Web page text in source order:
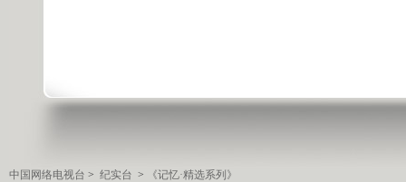
中国网络电视台 > 纪实台 > 《记忆·精选系列》